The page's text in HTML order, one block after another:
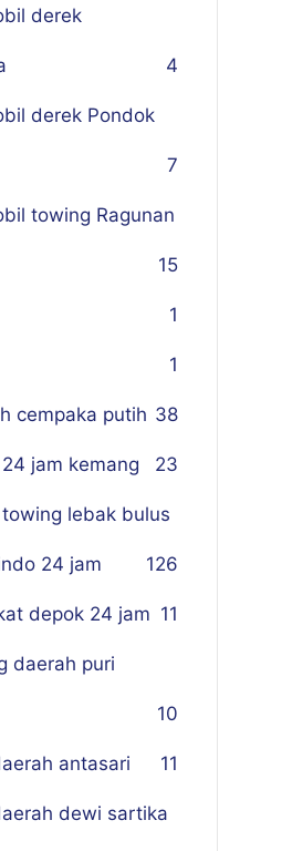
derek
4
derek Pondok
7
towing Ragunan
5
1
1
1
cempaka putih 38
jam kemang 23
lebak bulus
26
24 jam 1
depok 24 jam 11
daerah puri
10
antasari 11
dewi sartika